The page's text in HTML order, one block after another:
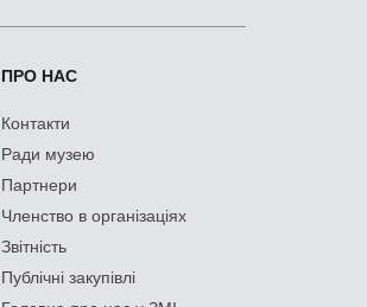
ПРО НАС
Контакти
Ради музею
Партнери
Членство в організаціях
Звітність
Публічні закупівлі